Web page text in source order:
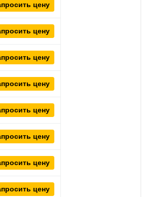
цену
цену
цену
цену
цену
цену
цену
цену